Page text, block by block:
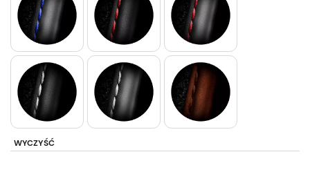
WYCZYŚĆ